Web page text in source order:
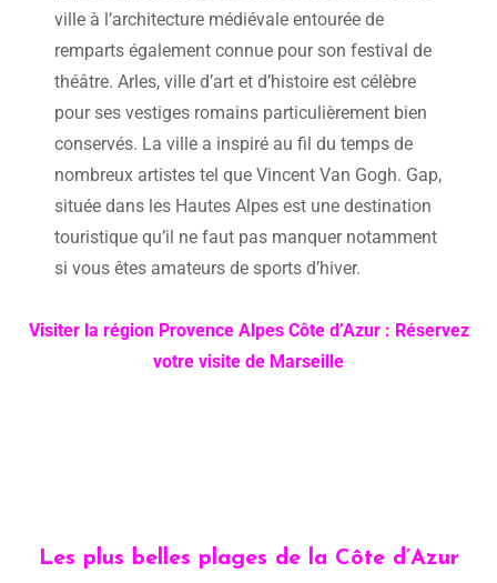
ville à l’architecture médiévale entourée de
remparts également connue pour son festival de
théâtre. Arles, ville d’art et d’histoire est célèbre
pour ses vestiges romains particulièrement bien
conservés. La ville a inspiré au fil du temps de
nombreux artistes tel que Vincent Van Gogh. Gap,
située dans les Hautes Alpes est une destination
touristique qu’il ne faut pas manquer notamment
si vous êtes amateurs de sports d’hiver.
Visiter la région Provence Alpes Côte d’Azur : Réservez
votre visite de Marseille
Les plus belles plages de la Côte d’Azur